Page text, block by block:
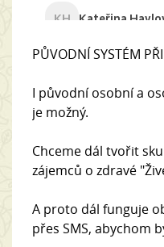
PŮVODNÍ SYSTÉM
I původní osobní a
je možný.
Chceme dál tvořit
zájemců o zdravé
A proto dál funguje
přes SMS, abychom